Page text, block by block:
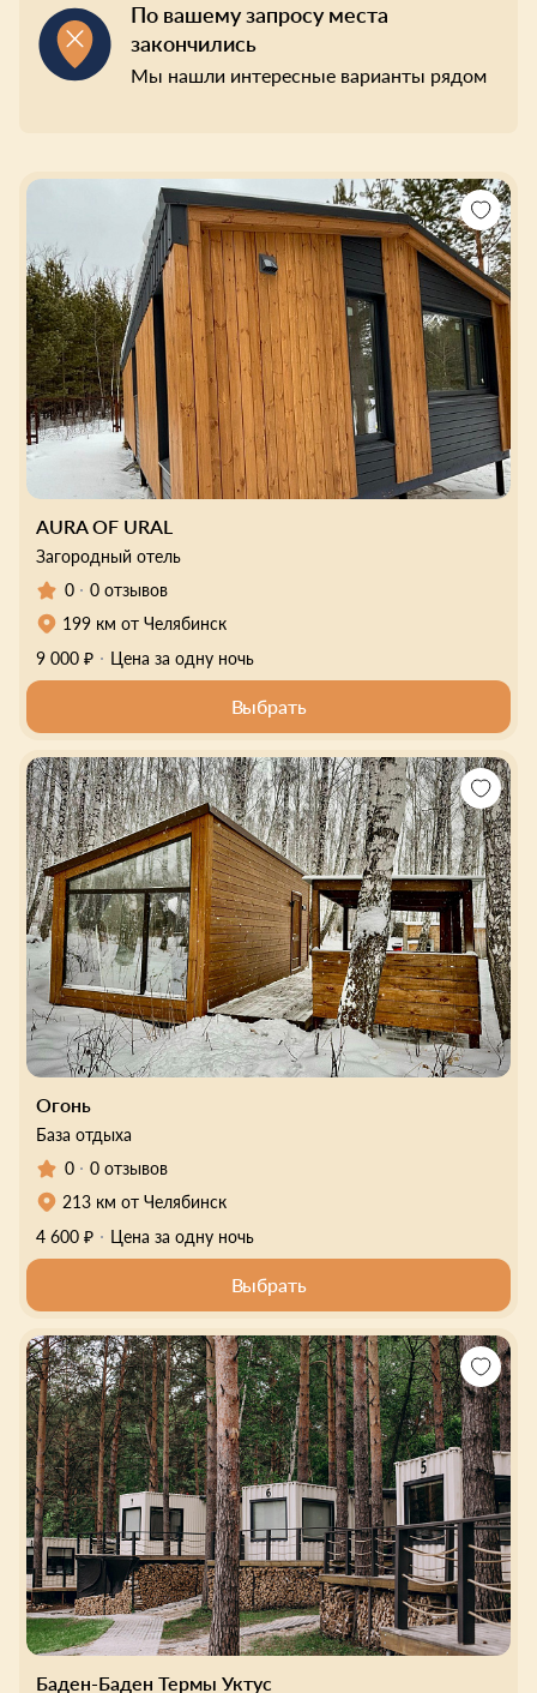
По вашему запросу места
закончились
Мы нашли интересные варианты рядом
AURA OF URAL
Загородный отель
0
0 отзывов
199 км от Челябинск
9 000 ₽
Цена за одну ночь
Выбрать
Огонь
База отдыха
0
0 отзывов
213 км от Челябинск
4 600 ₽
Цена за одну ночь
Выбрать
Баден-Баден Термы Уктус